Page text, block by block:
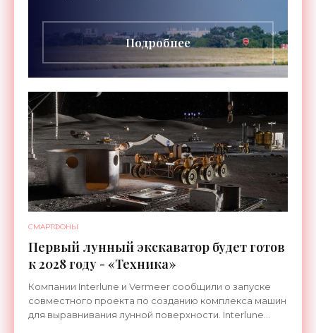
длительностью до 24
Подробнее
СМАРТФОНЫ
Первый лунный экскаватор будет готов
к 2028 году - «Техника»
Компании Interlune и Vermeer сообщили о запуске
совместного проекта по созданию комплекса машин
для выравнивания лунной поверхности. Interlune